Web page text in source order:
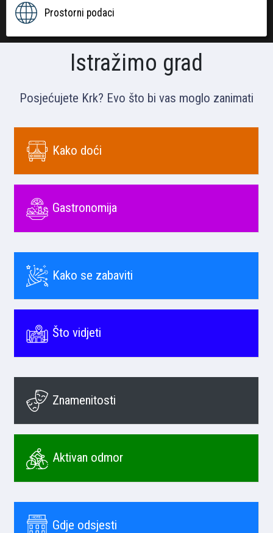
Prostorni podaci
Istražimo grad
Posjećujete Krk? Evo što bi vas moglo zanimati
Kako doći
Gastronomija
Kako se zabaviti
Što vidjeti
Znamenitosti
Aktivan odmor
Gdje odsjesti